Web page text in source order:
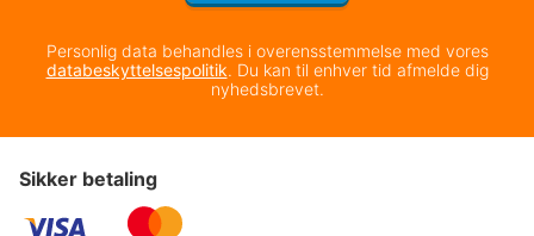
Personlig data behandles i overensstemmelse med vores
databeskyttelsespolitik. Du kan til enhver tid afmelde dig
nyhedsbrevet.
Sikker betaling